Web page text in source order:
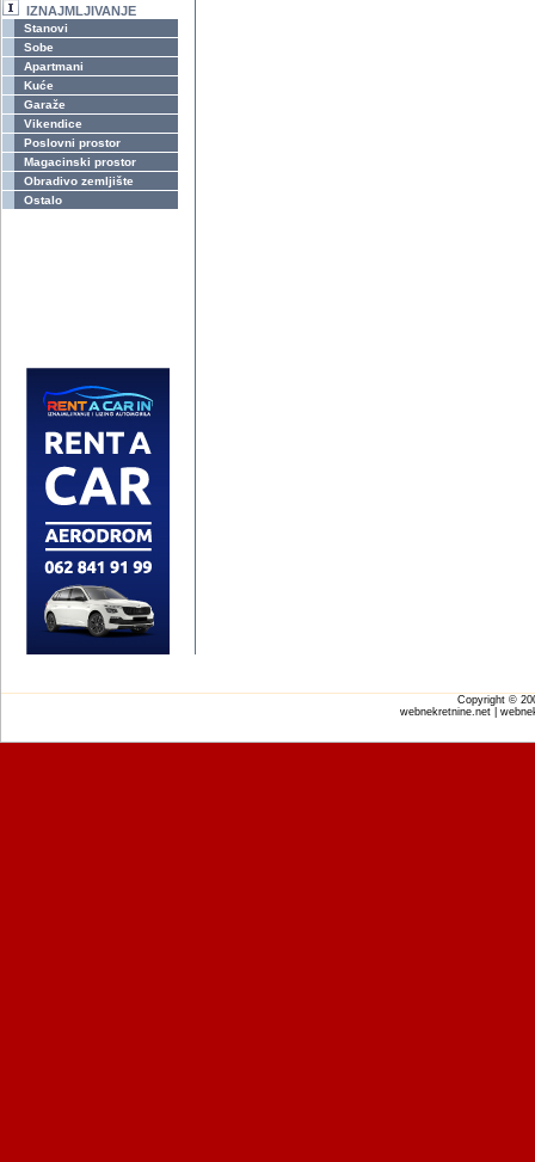
IZNAJMLJIVANJE
Stanovi
Sobe
Apartmani
Kuće
Garaže
Vikendice
Poslovni prostor
Magacinski prostor
Obradivo zemljište
Ostalo
Copyright ©
webnekretnine.net |